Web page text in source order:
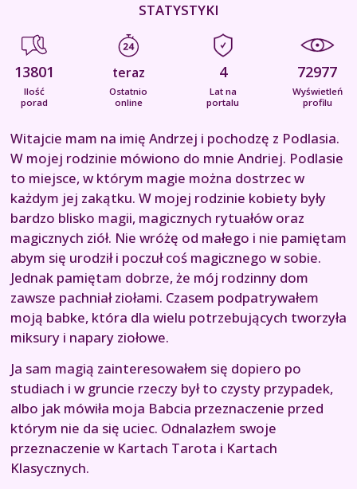
STATYSTYKI
13801
Ilość
porad
teraz
Ostatnio
online
4
Lat na
portalu
72977
Wyświetleń
profilu
Witajcie mam na imię Andrzej i pochodzę z Podlasia.
W mojej rodzinie mówiono do mnie Andriej. Podlasie
to miejsce, w którym magie można dostrzec w
każdym jej zakątku. W mojej rodzinie kobiety były
bardzo blisko magii, magicznych rytuałów oraz
magicznych ziół. Nie wróżę od małego i nie pamiętam
abym się urodził i poczuł coś magicznego w sobie.
Jednak pamiętam dobrze, że mój rodzinny dom
zawsze pachniał ziołami. Czasem podpatrywałem
moją babke, która dla wielu potrzebujących tworzyła
miksury i napary ziołowe.
Ja sam magią zainteresowałem się dopiero po
studiach i w gruncie rzeczy był to czysty przypadek,
albo jak mówiła moja Babcia przeznaczenie przed
którym nie da się uciec. Odnalazłem swoje
przeznaczenie w Kartach Tarota i Kartach
Klasycznych.